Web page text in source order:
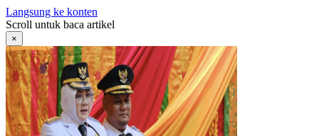
Langsung ke konten
Scroll untuk baca artikel
×